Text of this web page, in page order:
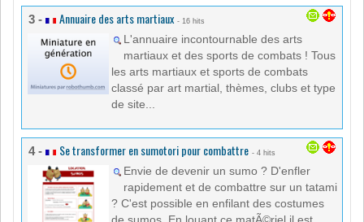
3 - Annuaire des arts martiaux - 16 hits
L'annuaire incontournable des arts
martiaux et des sports de combats ! Tous
les arts martiaux et sports de combats
classé par art martial, thèmes, clubs et type
de site...
4 - Se transformer en sumotori pour combattre - 4 hits
Envie de devenir un sumo ? D'enfler
rapidement et de combattre sur un tatami
? C'est possible en enfilant des costumes